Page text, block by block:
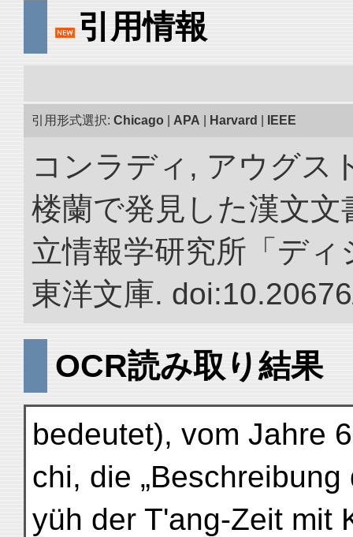
引用情報
引用形式選択: Chicago APA Harvard IEEE
コンラディ, アウグス
楼蘭で発見した漢文文
立情報学研究所「デ
東洋文庫.
OCR読み取り結果
bedeutet), vom Jahre
chi, die „Beschreibung
yüh der T'ang-Zeit mit